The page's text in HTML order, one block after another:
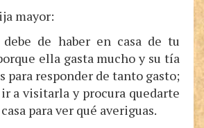
mayor:
de haber en casa de tu
ella gasta mucho y su tía
para responder de tanto gasto;
a visitarla y procura quedarte
para ver qué averiguas.